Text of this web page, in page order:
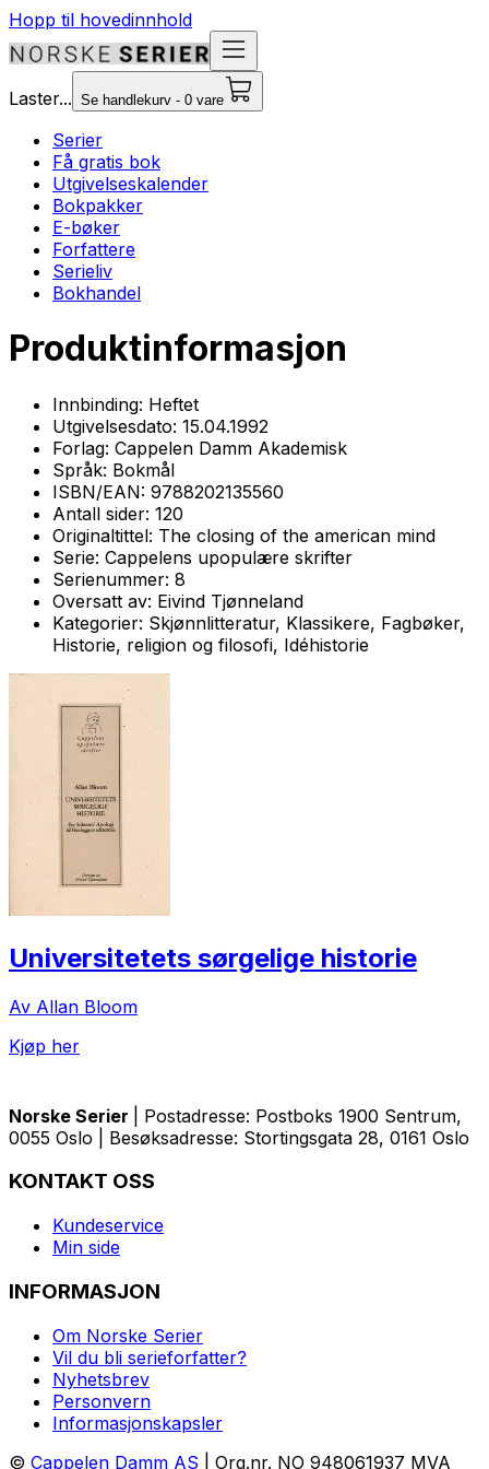
Hopp til hovedinnhold
Laster... Se handlekurv - 0 vare
Serier
Få gratis bok
Utgivelseskalender
Bokpakker
E-bøker
Forfattere
Serieliv
Bokhandel
Produktinformasjon
Innbinding: Heftet
Utgivelsesdato: 15.04.1992
Forlag: Cappelen Damm Akademisk
Språk: Bokmål
ISBN/EAN: 9788202135560
Antall sider: 120
Originaltittel: The closing of the american mind
Serie: Cappelens upopulære skrifter
Serienummer: 8
Oversatt av: Eivind Tjønneland
Kategorier: Skjønnlitteratur, Klassikere, Fagbøker,
Historie, religion og filosofi, Idéhistorie
Universitetets sørgelige historie
Av Allan Bloom
Kjøp her
Norske Serier
| Postadresse: Postboks 1900 Sentrum,
0055 Oslo | Besøksadresse: Stortingsgata 28, 0161 Oslo
KONTAKT OSS
Kundeservice
Min side
INFORMASJON
Om Norske Serier
Vil du bli serieforfatter?
Nyhetsbrev
Personvern
Informasjonskapsler
© Cappelen Damm AS | Org.nr. NO 948061937 MVA